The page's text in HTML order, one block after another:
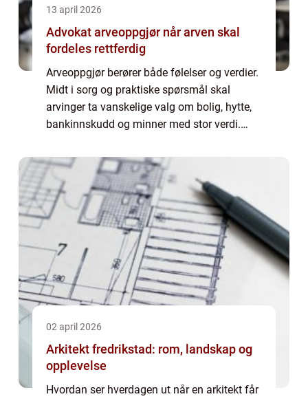
13 april 2026
Advokat arveoppgjør når arven skal
fordeles rettferdig
Arveoppgjør berører både følelser og verdier.
Midt i sorg og praktiske spørsmål skal
arvinger ta vanskelige valg om bolig, hytte,
bankinnskudd og minner med stor verdi.
konflikter. Da kan en advokat arveoppgjør ...
02 april 2026
Arkitekt fredrikstad: rom, landskap og
opplevelse
Hvordan ser hverdagen ut når en arkitekt får